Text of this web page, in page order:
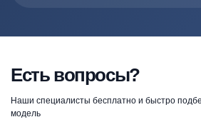
Есть вопросы?
Наши специалисты бесплатно и быстро
модель